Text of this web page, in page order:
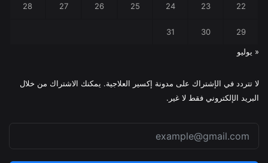
22
23
24
25
26
27
28
29
30
31
« يوليو
لا تتردد في الإشتراك على مدونة إكسير العلاجية. يمكنك الاشتراك من خلال
البريد الإلكتروني فقط لا غير.